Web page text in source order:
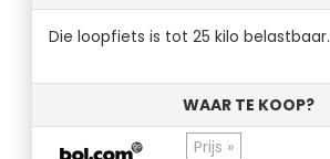
Die loopfiets is tot 25 kilo belastbaar.
WAAR TE KOOP?
Prijs »